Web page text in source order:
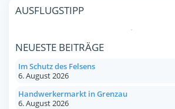
AUSFLUGSTIPP
NEUESTE BEITRÄGE
Im Schutz des Felsens
6. August 2026
Handwerkermarkt in Grenzau
6. August 2026